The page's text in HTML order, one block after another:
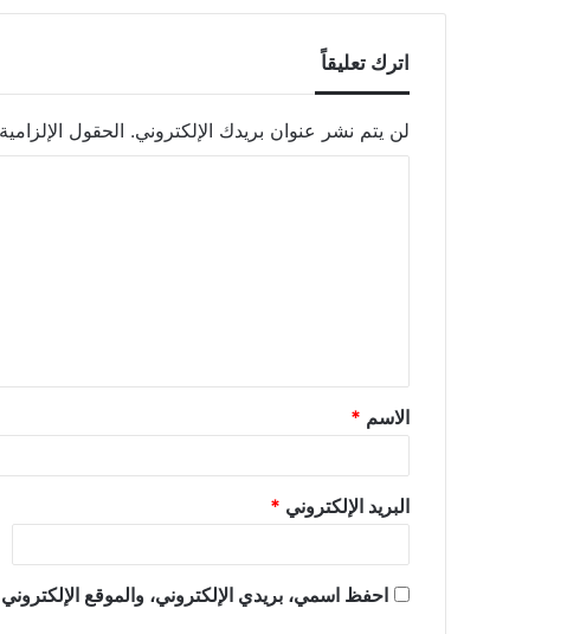
اترك تعليقاً
لن يتم نشر عنوان بريدك الإلكتروني. الحقول
الاسم *
البريد الإلكتروني *
احفظ اسمي، بريدي الإلكتروني، والموقع